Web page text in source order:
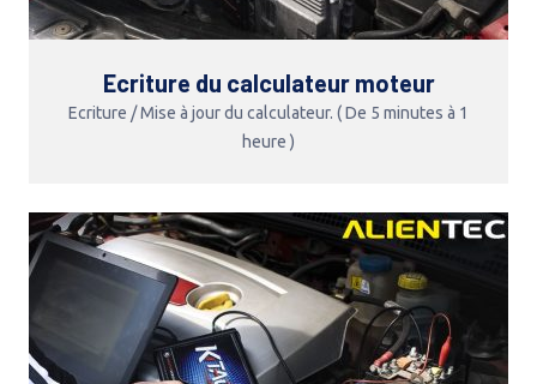
Ecriture du calculateur moteur
Ecriture / Mise à jour du calculateur. ( De 5 minutes à 1
heure )